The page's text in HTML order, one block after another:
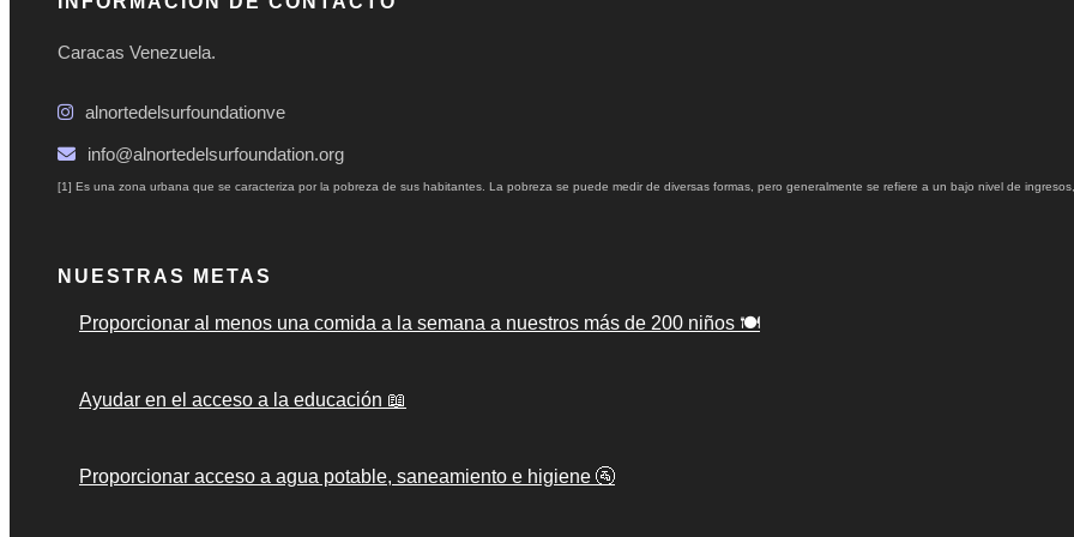
Caracas Venezuela.
alnortedelsurfoundationve
info@alnortedelsurfoundation.org
[1] Es una zona urbana que se caracteriza por la pobreza de sus habitantes. La pobreza se puede medir de diversas formas, pero generalmente se refiere a un bajo nivel de
NUESTRAS METAS
Proporcionar al menos una comida a la semana a nuestros más de 200 niños 🍽️
Ayudar en el acceso a la educación 📖
Proporcionar acceso a agua potable, saneamiento e higiene 🚰